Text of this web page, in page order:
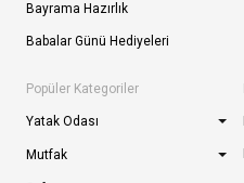
Bayrama Hazırlık
Babalar Günü Hediyeleri
Popüler Kategoriler
Yatak Odası
Mutfak